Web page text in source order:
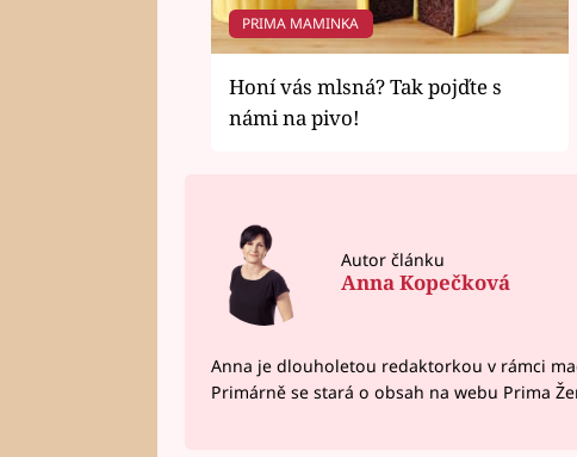
PRIMA MAMINKA
Honí vás mlsná? Tak pojďte s
námi na pivo!
Autor článku
Anna Kopečková
Anna je dlouholetou redaktorkou v rámci
Primárně se stará o obsah na webu Prima